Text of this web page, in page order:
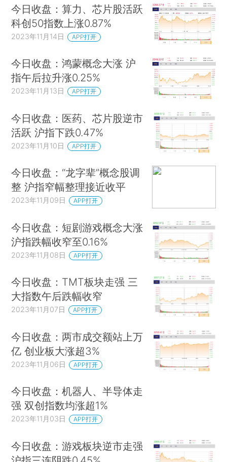
今日收盘：算力、芯片股活跃
科创50指数上涨0.87%
2023年11月14日 APP打开
今日收盘：鸿蒙概念大涨 沪
指午后拉升涨0.25%
2023年11月13日 APP打开
今日收盘：医药、芯片股逆市
活跃 沪指下跌0.47%
2023年11月10日 APP打开
今日收盘：“龙字辈”概念股调
整 沪指窄幅整理接近收平
2023年11月09日 APP打开
今日收盘：短剧游戏概念大涨
沪指跌幅收窄至0.16%
2023年11月08日 APP打开
今日收盘：TMT板块走强 三
大指数午后跌幅收窄
2023年11月07日 APP打开
今日收盘：两市成交额站上万
亿 创业板大涨超3%
2023年11月06日 APP打开
今日收盘：机器人、半导体走
强 双创指数均涨超1%
2023年11月03日 APP打开
今日收盘：游戏板块逆市走强